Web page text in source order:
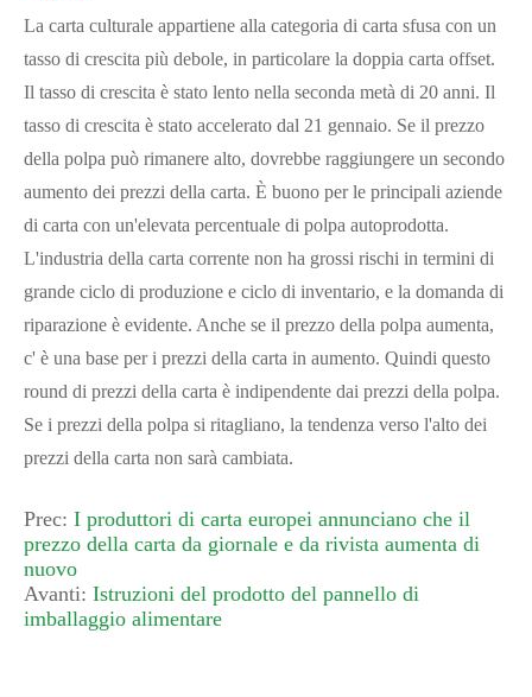
La carta culturale appartiene alla categoria di carta sfusa con un
tasso di crescita più debole, in particolare la doppia carta offset.
Il tasso di crescita è stato lento nella seconda metà di 20 anni. Il
tasso di crescita è stato accelerato dal 21 gennaio. Se il prezzo
della polpa può rimanere alto, dovrebbe raggiungere un secondo
aumento dei prezzi della carta. È buono per le principali aziende
di carta con un'elevata percentuale di polpa autoprodotta.
L'industria della carta corrente non ha grossi rischi in termini di
grande ciclo di produzione e ciclo di inventario, e la domanda di
riparazione è evidente. Anche se il prezzo della polpa aumenta,
c' è una base per i prezzi della carta in aumento. Quindi questo
round di prezzi della carta è indipendente dai prezzi della polpa.
Se i prezzi della polpa si ritagliano, la tendenza verso l'alto dei
prezzi della carta non sarà cambiata.
Prec: I produttori di carta europei annunciano che il
prezzo della carta da giornale e da rivista aumenta di
nuovo
Avanti: Istruzioni del prodotto del pannello di
imballaggio alimentare